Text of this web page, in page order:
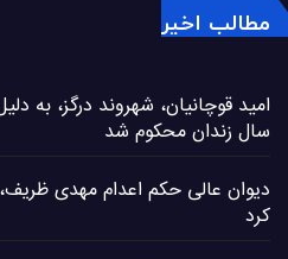
مطالب اخیر
سال زندان محکوم شد
دیوان عالی حکم اعدام مهدی ظریف،
کرد